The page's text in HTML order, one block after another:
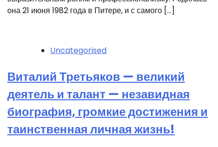
она 21 июня 1982 года в Питере, и с самого […]
Uncategorised
Виталий Третьяков — великий
деятель и талант — незавидная
биография, громкие достижения и
таинственная личная жизнь!